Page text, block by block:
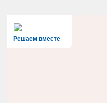
Решаем вместе